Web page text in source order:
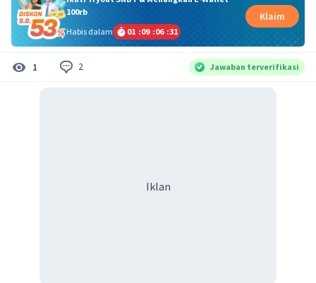
100rb
Habis dalam
01 :09 :06 :31
Klaim
1 2 Jawaban terverifikasi
Iklan